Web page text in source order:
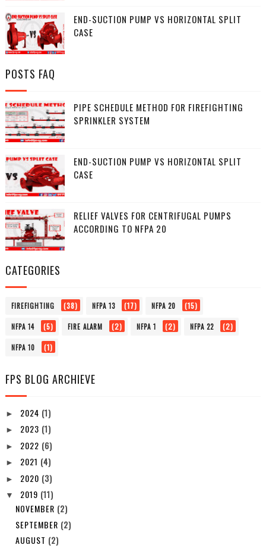
END-SUCTION PUMP VS HORIZONTAL SPLIT
CASE
POSTS FAQ
PIPE SCHEDULE METHOD FOR FIREFIGHTING
SPRINKLER SYSTEM
END-SUCTION PUMP VS HORIZONTAL SPLIT
CASE
RELIEF VALVES FOR CENTRIFUGAL PUMPS
ACCORDING TO NFPA 20
CATEGORIES
FIREFIGHTING (38) NFPA 13 (17) NFPA 20 (15)
NFPA 14 (5) FIRE ALARM (2) NFPA 1 (2) NFPA 22 (2)
NFPA 10 (1)
FPS BLOG ARCHIEVE
► 2024 (1)
► 2023 (1)
► 2022 (6)
► 2021 (4)
► 2020 (3)
▼ 2019 (11)
NOVEMBER (2)
SEPTEMBER (2)
AUGUST (2)